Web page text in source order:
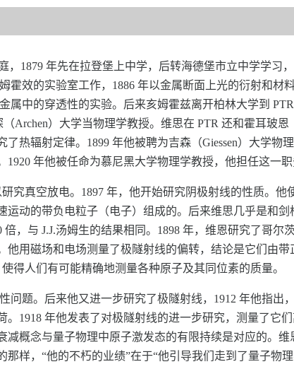
，1879 年先在拉登堡上中学，后转海德堡市立中学学习
效的实验室工作，1886 年以金属断面上光的衍射和材
属中的穿透性的实验。后来亥姆霍兹离开柏林大学到
Archen）大学当物理学教授。维思在 PTR 还和霍耳玻恩
热辐射定律。1899 年他被聘为吉森（Giessen）大学物
年他被任命为慕尼黑大学物理学教授，他担任这一职
究真空放电。1897 年，他开始研究阴极射线的性质。他
动的带负电粒子（电子）组成的。后来维思几乎是和剑
与 J.J.汤姆生的结果相同。1898 年，维恩研究了哥尔茨
用磁场和电场测量了极隧射线的偏转，结论是它们由带
得人们有可能精确地测量各种原子及其同位素的质量。
问题。后来他又进一步研究了极隧射线，1912 年他指出
1918 年他发表了对极隧射线的进一步研究，测量了它
概念与量子物理中原子激发态的有限持续是对应的。维
样，“他的不朽的业绩”在于“他引导我们走到了量子物理